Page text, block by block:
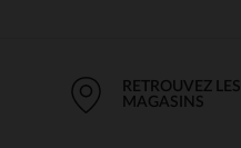
RETROUVEZ LES
MAGASINS